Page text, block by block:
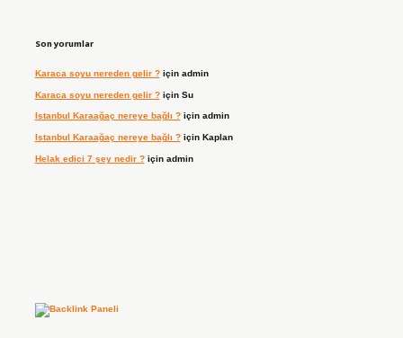
Son yorumlar
Karaca soyu nereden gelir ?için admin
Karaca soyu nereden gelir ?için Su
Istanbul Karaağaç nereye bağlı ?için admin
Istanbul Karaağaç nereye bağlı ?için Kaplan
Helak edici 7 şey nedir ?için admin